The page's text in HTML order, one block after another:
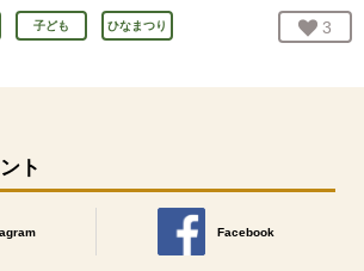
子ども ひなまつり お気
3
ト
ィンドウで開きます。
Facebook
別のウィンドウで開きます